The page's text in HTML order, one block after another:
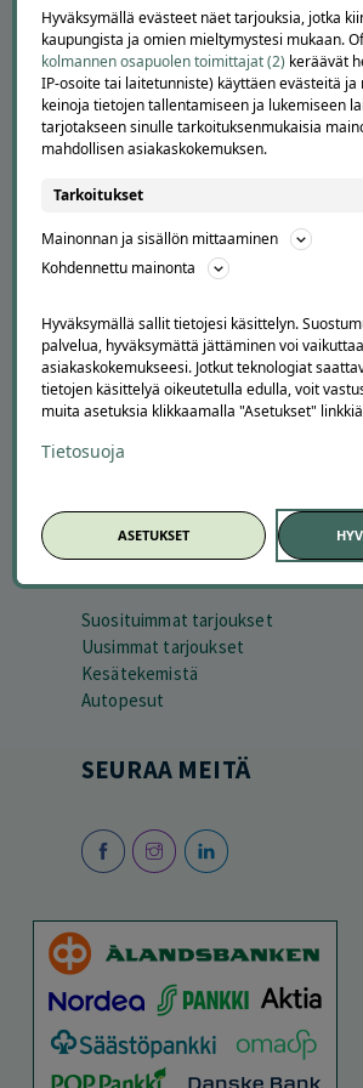
Tietoa meistä
Ajankohtaista
Tilaa uutiskirje
Avoimet työpaikat
Offerilla mediassa
Vaikuttajayhteistyö
Partneriportaali
LATAA APPI
SESONGISSA
Suosituimmat tarjoukset
Uusimmat tarjoukset
Kesätekemistä
Autopesut
SEURAA MEITÄ
Hyväksymällä evästeet näet tarjouksia, jotka
kaupungista ja omien mieltymystesi mukaan.
kolmannen osapuolen toimittajat (2) keräävät
IP-osoite tai laitetunniste) käyttäen evästeitä ja
keinoja tietojen tallentamiseen ja lukemiseen
tarjotakseen sinulle tarkoituksenmukaisia
mahdollisen asiakaskokemuksen.
Tarkoitukset
Mainonnan ja sisällön mittaaminen
Kohdennettu mainonta
Hyväksymällä sallit tietojesi käsittelyn.
palvelua, hyväksymättä jättäminen voi vaikuttaa
asiakaskokemukseesi. Jotkut teknologiat
tietojen käsittelyä oikeutetulla edulla, voit
muita asetuksia klikkaamalla "Asetukset"
Tietosuoja
ASETUKSET